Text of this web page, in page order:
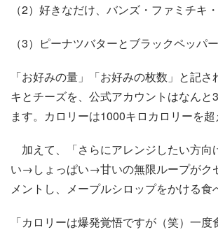
（2）好きなだけ、バンズ・ファミチキ
（3）ピーナツバターとブラックペッパ
「お好みの量」「お好みの枚数」と記
キとチーズを、公式アカウントはなんと
ます。カロリーは1000キロカロリーを超
加えて、「さらにアレンジしたい方向
い→しょっぱい→甘いの無限ループがク
メントし、メープルシロップをかける食
「カロリーは爆発覚悟ですが（笑）一